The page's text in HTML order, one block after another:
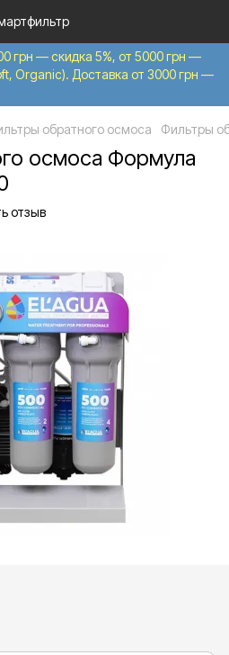
грн — скидка 5%, от 5000 грн —
Organic). Доставка от 3000 грн —
обратного осмоса Фильтры
осмоса Формула
отзыв